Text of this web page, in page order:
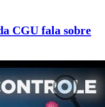
CGU fala sobre